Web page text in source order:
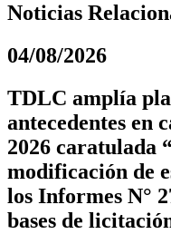
Noticias
04/08/2026
TDLC amplía
antecedentes en
2026 caratulada
modificación de
los Informes N°
bases de